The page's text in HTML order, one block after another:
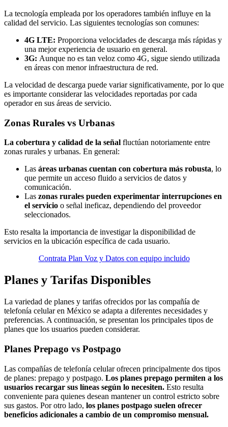
La tecnología empleada por los operadores también influye en la
calidad del servicio. Las siguientes tecnologías son comunes:
4G LTE: Proporciona velocidades de descarga más rápidas y
una mejor experiencia de usuario en general.
3G: Aunque no es tan veloz como 4G, sigue siendo utilizada
en áreas con menor infraestructura de red.
La velocidad de descarga puede variar significativamente, por lo que
es importante considerar las velocidades reportadas por cada
operador en sus áreas de servicio.
Zonas Rurales vs Urbanas
La cobertura y calidad de la señal fluctúan notoriamente entre
zonas rurales y urbanas. En general:
Las áreas urbanas cuentan con cobertura más robusta, lo
que permite un acceso fluido a servicios de datos y
comunicación.
Las zonas rurales pueden experimentar interrupciones en
el servicio o señal ineficaz, dependiendo del proveedor
seleccionados.
Esto resalta la importancia de investigar la disponibilidad de
servicios en la ubicación específica de cada usuario.
Contrata Plan Voz y Datos con equipo incluido
Planes y Tarifas Disponibles
La variedad de planes y tarifas ofrecidos por las compañía de
telefonía celular en México se adapta a diferentes necesidades y
preferencias. A continuación, se presentan los principales tipos de
planes que los usuarios pueden considerar.
Planes Prepago vs Postpago
Las compañías de telefonía celular ofrecen principalmente dos tipos
de planes: prepago y postpago. Los planes prepago permiten a los
usuarios recargar sus líneas según lo necesiten. Esto resulta
conveniente para quienes desean mantener un control estricto sobre
sus gastos. Por otro lado, los planes postpago suelen ofrecer
beneficios adicionales a cambio de un compromiso mensual.